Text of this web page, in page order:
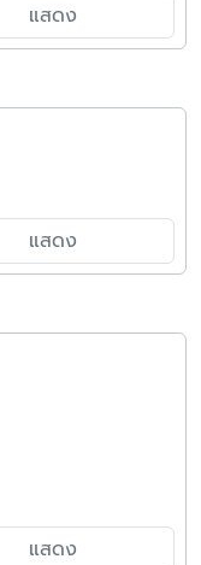
แสดง
แสดง
แสดง